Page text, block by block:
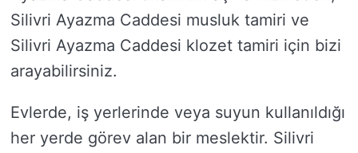
Silivri Ayazma Caddesi musluk tamiri ve
Silivri Ayazma Caddesi klozet tamiri için bizi
arayabilirsiniz.
Evlerde, iş yerlerinde veya suyun kullanıldığı
her yerde görev alan bir meslektir. Silivri